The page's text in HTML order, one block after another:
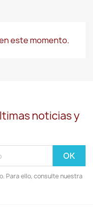
este momento.
noticias y
Para ello, consulte nuestra